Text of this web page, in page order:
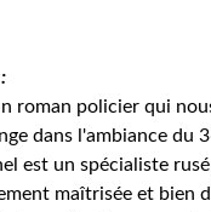
roman policier qui
dans l'ambiance du
est un spécialiste
maîtrisée et bien